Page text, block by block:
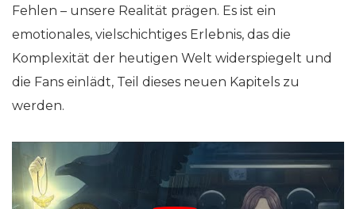
Fehlen – unsere Realität prägen. Es ist ein
emotionales, vielschichtiges Erlebnis, das die
Komplexität der heutigen Welt widerspiegelt und
die Fans einlädt, Teil dieses neuen Kapitels zu
werden.